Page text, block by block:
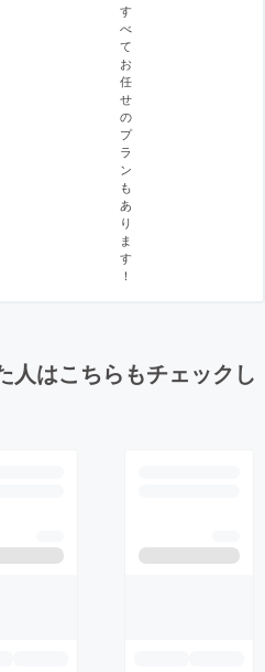
す
べ
て
お
任
せ
の
プ
ラ
ン
も
あ
り
ま
す
！
人はこちらもチェックし